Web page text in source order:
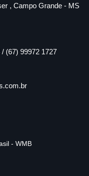
, Campo Grande - MS
(67) 99972 1727
- WMB